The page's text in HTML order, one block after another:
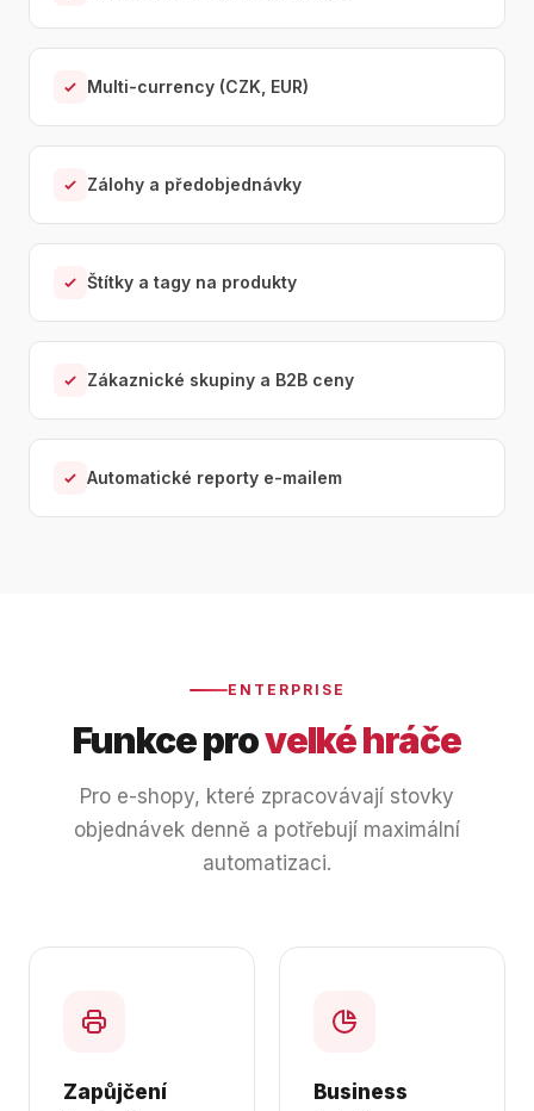
Multi-currency (CZK, EUR)
Zálohy a předobjednávky
Štítky a tagy na produkty
Zákaznické skupiny a B2B ceny
Automatické reporty e-mailem
ENTERPRISE
Funkce provelké hráče
Pro e-shopy, které zpracovávají stovky
objednávek denně a potřebují maximální
automatizaci.
Zapůjčení
Business